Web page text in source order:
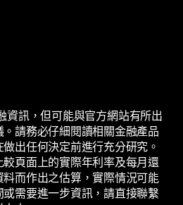
資訊，但可能與官方網站有所出
請務必仔細閱讀相關金融產品
出任何決定前進行充分研究。
頁面上的實際年利率及每月還
而作出之估算，實際情況可能
需要進一步資訊，請直接聯繫